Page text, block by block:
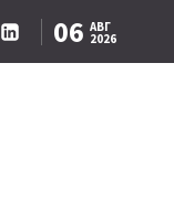
06 АВГ
2026